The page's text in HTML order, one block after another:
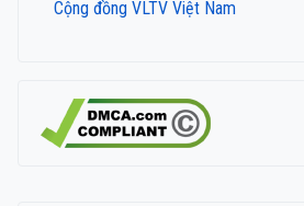
Cộng đồng VLTV Việt Nam